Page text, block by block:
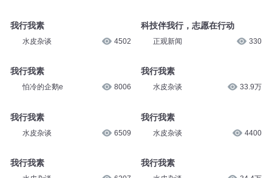
我行我素
水皮杂谈 4502
我行我素
怕冷的企鹅e 8006
我行我素
水皮杂谈 6509
我行我素
科技伴我行，志愿在行动
正观新闻 330
我行我素
水皮杂谈 33.9万
我行我素
水皮杂谈 4400
我行我素